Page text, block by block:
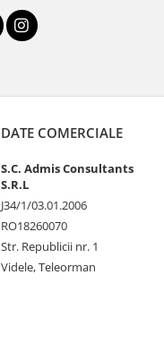
DATE COMERCIALE
S.C. Admis Consultants
S.R.L
J34/1/03.01.2006
RO18260070
Str. Republicii nr. 1
Videle, Teleorman